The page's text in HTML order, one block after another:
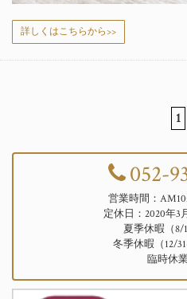
詳しくはこちらから>>
1
052-
営業時間：
定休日：2020年3
夏季休暇（8/
冬季休暇（12/
臨時休